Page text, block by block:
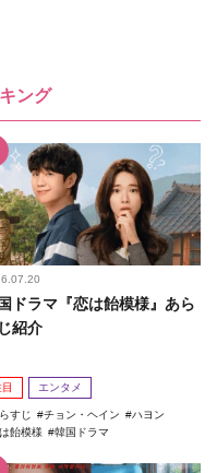
ング
ドラマ『恋は飴模様』あら
紹介
エンタメ
すじ チョン・ヘイン
ハヨン
飴模様
韓国ドラマ